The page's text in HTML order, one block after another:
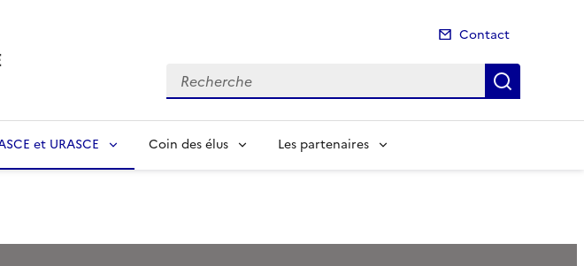
Contact
Recherche
et URASCE Coin des élus Les partenaires